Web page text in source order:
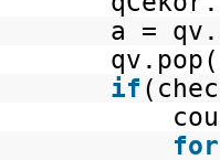
a =
if
cout <<
for